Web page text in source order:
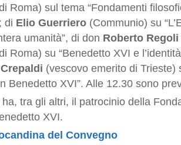
Roma) sul tema “Fondamenti
di Elio Guerriero (Communio) su
umanità”, di don Roberto Regoli
Roma) su “Benedetto XVI e
(vescovo emerito di Trieste)
Benedetto XVI”. Alle 12.30 sono
tra gli altri, il patrocinio della
XVI.
del Convegno